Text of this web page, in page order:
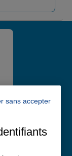
sans accepter